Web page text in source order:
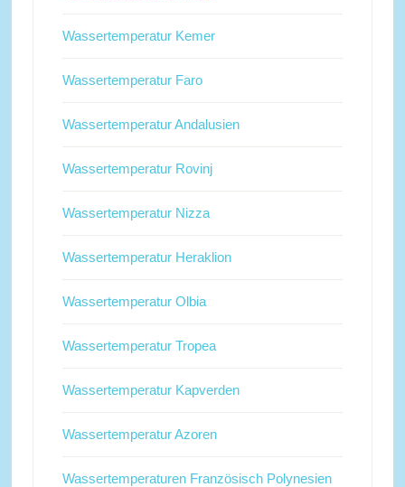
Wassertemperatur Kemer
Wassertemperatur Faro
Wassertemperatur Andalusien
Wassertemperatur Rovinj
Wassertemperatur Nizza
Wassertemperatur Heraklion
Wassertemperatur Olbia
Wassertemperatur Tropea
Wassertemperatur Kapverden
Wassertemperatur Azoren
Wassertemperaturen Französisch Polynesien